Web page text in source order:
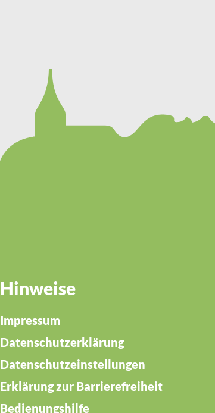
Hinweise
Impressum
Datenschutzerklärung
Datenschutzeinstellungen
Erklärung zur Barrierefreiheit
Bedienungshilfe